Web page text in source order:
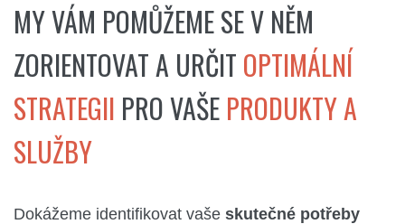
MY VÁM POMŮŽEME SE V NĚM
ZORIENTOVAT A URČIT OPTIMÁLNÍ
STRATEGII PRO VAŠE PRODUKTY A
SLUŽBY
Dokážeme identifikovat vaše skutečné potřeby